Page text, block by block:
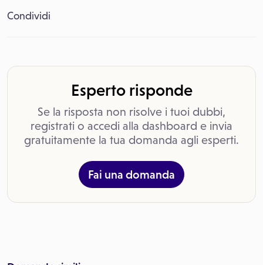
Condividi
Esperto risponde
Se la risposta non risolve i tuoi dubbi,
registrati o accedi alla dashboard e invia
gratuitamente la tua domanda agli esperti.
Fai una domanda